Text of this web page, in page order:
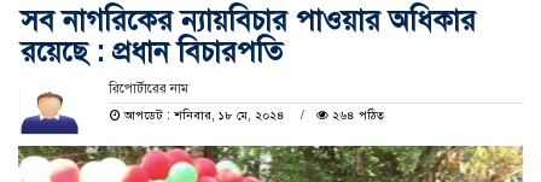
সব নাগরিকের ন্যায়বিচার পাওয়ার অধিকার
রয়েছে : প্রধান বিচারপতি
রিপোর্টারের নাম
আপডেট : শনিবার, ১৮ মে, ২০২৪
২৬৪ পঠিত